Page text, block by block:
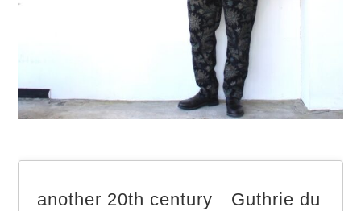
another 20th century Guthrie du